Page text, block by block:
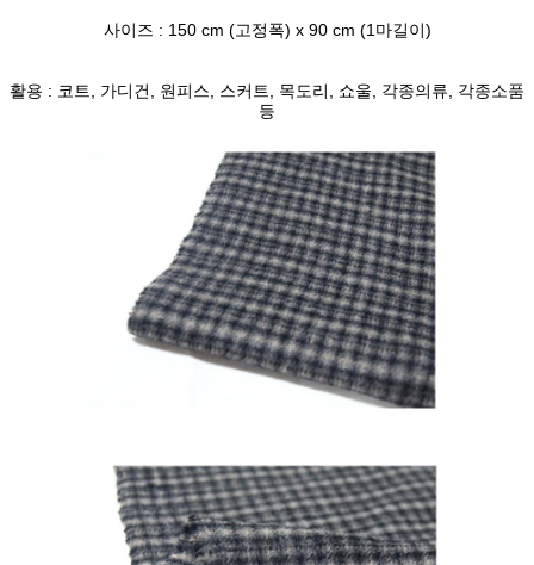
사이즈 : 150 cm (고정폭) x 90 cm (1마길이)
활용 : 코트, 가디건, 원피스, 스커트, 목도리, 쇼울, 각종의류, 각종소품
등